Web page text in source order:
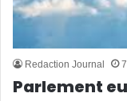
Redaction Journal
Parlement